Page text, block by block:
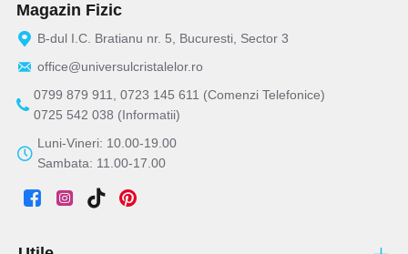
Magazin Fizic
B-dul I.C. Bratianu nr. 5, Bucuresti, Sector 3
office@universulcristalelor.ro
0799 879 911, 0723 145 611 (Comenzi Telefonice)
0725 542 038 (Informatii)
Luni-Vineri: 10.00-19.00
Sambata: 11.00-17.00